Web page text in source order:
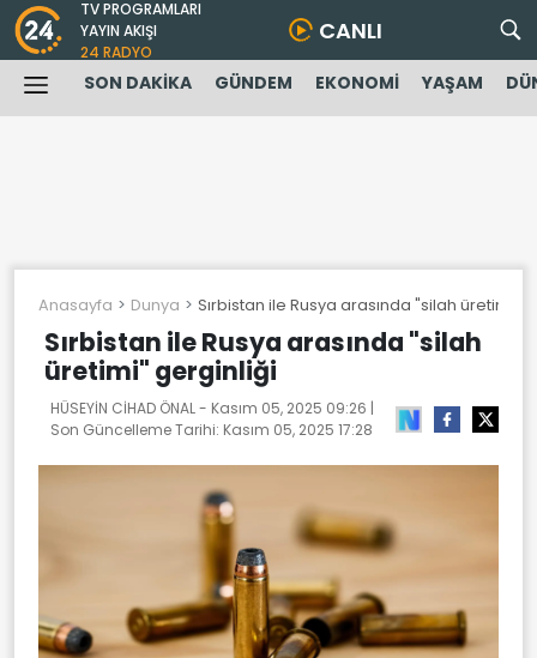
TV PROGRAMLARI
YAYIN AKIŞI
24 RADYO
CANLI
SON DAKİKA GÜNDEM EKONOMİ YAŞAM
Anasayfa Dunya Sırbistan ile Rusya arasında "silah üretimi"
Sırbistan ile Rusya arasında "silah
üretimi" gerginliği
HÜSEYİN CİHAD ÖNAL - Kasım 05, 2025 09:26 |
Son Güncelleme Tarihi: Kasım 05, 2025 17:28